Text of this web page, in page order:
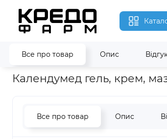
Все про товар Опис
Головна Гомеопатія Календумед ●
Календумед гель, крем,
Все про товар Опис